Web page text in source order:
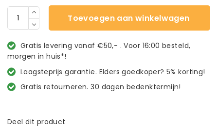
Toevoegen aan winkelwagen
Gratis levering vanaf €50,- . Voor 16:00 besteld,
morgen in huis*!
Laagsteprijs garantie. Elders goedkoper? 5% korting!
Gratis retourneren. 30 dagen bedenktermijn!
Deel dit product